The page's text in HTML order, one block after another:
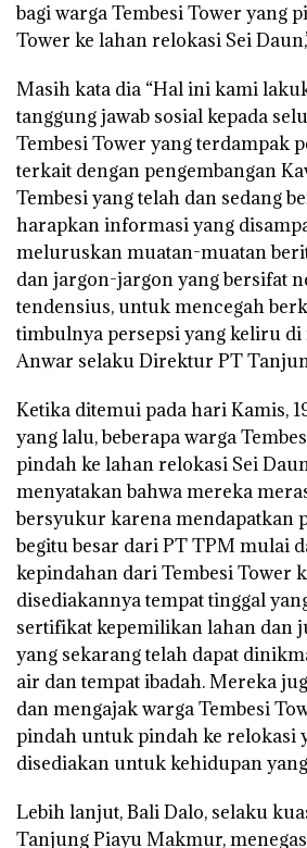
bagi warga Tembesi Tower yang
Tower ke lahan relokasi Sei
Masih kata dia “Hal ini kami
tanggung jawab sosial kepada
Tembesi Tower yang terdampak
terkait dengan pengembangan
Tembesi yang telah dan sedang
harapkan informasi yang
meluruskan muatan-muatan
dan jargon-jargon yang bersifat
tendensius, untuk mencegah
timbulnya persepsi yang keliru di
Anwar selaku Direktur PT
Ketika ditemui pada hari Kamis,
yang lalu, beberapa warga
pindah ke lahan relokasi Sei
menyatakan bahwa mereka
bersyukur karena mendapatkan
begitu besar dari PT TPM mulai
kepindahan dari Tembesi Tower
disediakannya tempat tinggal
sertifikat kepemilikan lahan dan
yang sekarang telah dapat
air dan tempat ibadah. Mereka
dan mengajak warga Tembesi
pindah untuk pindah ke relokasi
disediakan untuk kehidupan
Lebih lanjut, Bali Dalo, selaku
Tanjung Piayu Makmur,